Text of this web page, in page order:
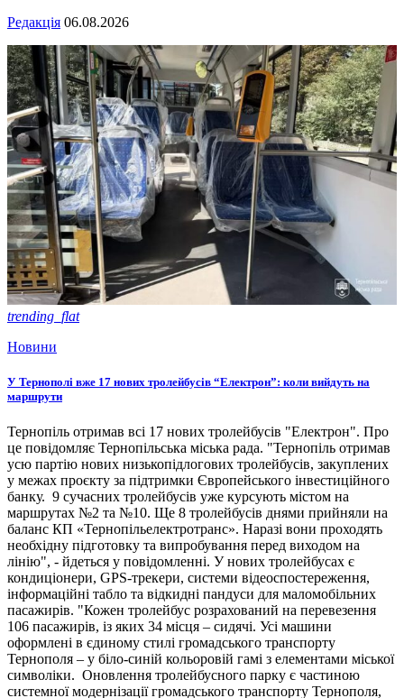
Редакція 06.08.2026
trending_flat
Новини
У Тернополі вже 17 нових тролейбусів “Електрон”: коли вийдуть на
маршрути
Тернопіль отримав всі 17 нових тролейбусів "Електрон". Про
це повідомляє Тернопільська міська рада. "Тернопіль отримав
усю партію нових низькопідлогових тролейбусів, закуплених
у межах проєкту за підтримки Європейського інвестиційного
банку. 9 сучасних тролейбусів уже курсують містом на
маршрутах №2 та №10. Ще 8 тролейбусів днями прийняли на
баланс КП «Тернопільелектротранс». Наразі вони проходять
необхідну підготовку та випробування перед виходом на
лінію", - йдеться у повідомленні. У нових тролейбусах є
кондиціонери, GPS-трекери, системи відеоспостереження,
інформаційні табло та відкидні пандуси для маломобільних
пасажирів. "Кожен тролейбус розрахований на перевезення
106 пасажирів, із яких 34 місця – сидячі. Усі машини
оформлені в єдиному стилі громадського транспорту
Тернополя – у біло-синій кольоровій гамі з елементами міської
символіки. Оновлення тролейбусного парку є частиною
системної модернізації громадського транспорту Тернополя,